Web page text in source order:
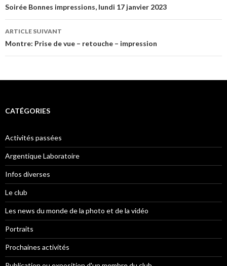
des
articles
Soirée Bonnes impressions, lundi 17 janvier 2023
ARTICLE SUIVANT
Montre: Prise de vue – retouche – impression
CATÉGORIES
Activités passées
Argentique Laboratoire
Infos diverses
Le club
Les news du monde de la photo et de la vidéo
Portraits
Prochaines activités